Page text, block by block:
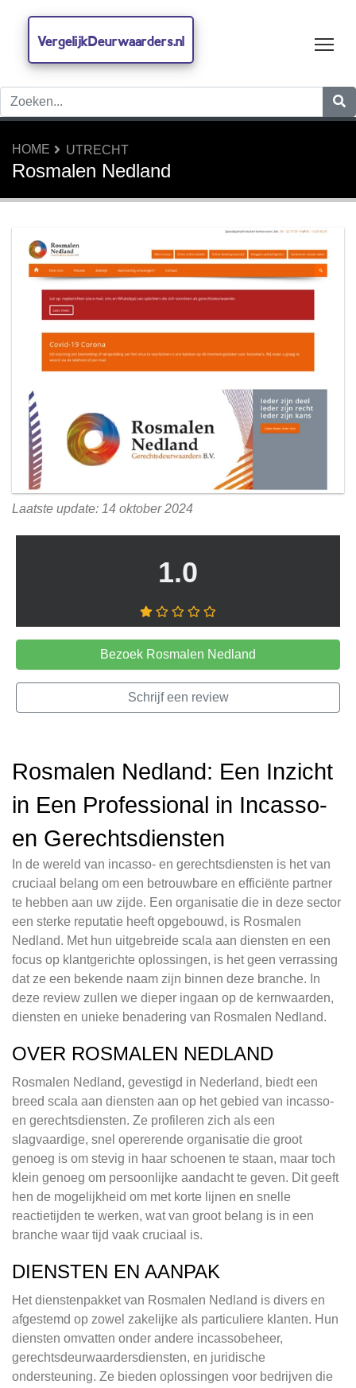
VergelijkDeurwaarders.nl
HOME UTRECHT
Rosmalen Nedland
Laatste update: 14 oktober 2024
1.0
Bezoek Rosmalen Nedland
Schrijf een review
Rosmalen Nedland: Een Inzicht
in Een Professional in Incasso-
en Gerechtsdiensten
In de wereld van incasso- en gerechtsdiensten is het van
cruciaal belang om een betrouwbare en efficiënte partner
te hebben aan uw zijde. Een organisatie die in deze sector
een sterke reputatie heeft opgebouwd, is Rosmalen
Nedland. Met hun uitgebreide scala aan diensten en een
focus op klantgerichte oplossingen, is het geen verrassing
dat ze een bekende naam zijn binnen deze branche. In
deze review zullen we dieper ingaan op de kernwaarden,
diensten en unieke benadering van Rosmalen Nedland.
OVER ROSMALEN NEDLAND
Rosmalen Nedland, gevestigd in Nederland, biedt een
breed scala aan diensten aan op het gebied van incasso-
en gerechtsdiensten. Ze profileren zich als een
slagvaardige, snel opererende organisatie die groot
genoeg is om stevig in haar schoenen te staan, maar toch
klein genoeg om persoonlijke aandacht te geven. Dit geeft
hen de mogelijkheid om met korte lijnen en snelle
reactietijden te werken, wat van groot belang is in een
branche waar tijd vaak cruciaal is.
DIENSTEN EN AANPAK
Het dienstenpakket van Rosmalen Nedland is divers en
afgestemd op zowel zakelijke als particuliere klanten. Hun
diensten omvatten onder andere incassobeheer,
gerechtsdeurwaardersdiensten, en juridische
ondersteuning. Ze bieden oplossingen voor bedrijven die